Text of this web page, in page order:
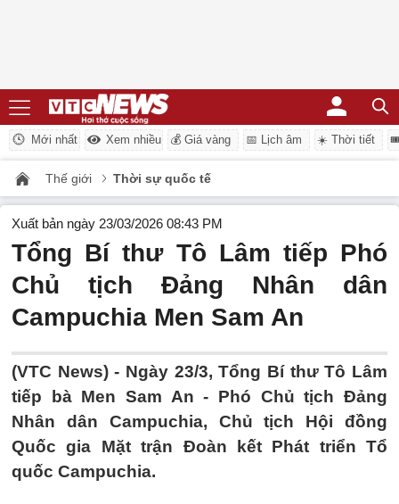
Mới nhất Xem nhiều 💰 Giá vàng 📅 Lịch âm ☀️ Thời tiết
Thế giới Thời sự quốc tế
Xuất bản ngày 23/03/2026 08:43 PM
Tổng Bí thư Tô Lâm tiếp Phó
Chủ tịch Đảng Nhân dân
Campuchia Men Sam An
(VTC News) - Ngày 23/3, Tổng Bí thư Tô Lâm
tiếp bà Men Sam An - Phó Chủ tịch Đảng
Nhân dân Campuchia, Chủ tịch Hội đồng
Quốc gia Mặt trận Đoàn kết Phát triển Tổ
quốc Campuchia.